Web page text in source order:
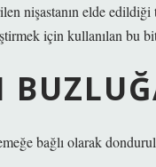
nişastanın elde
için kullanılan bu
bağlı olarak